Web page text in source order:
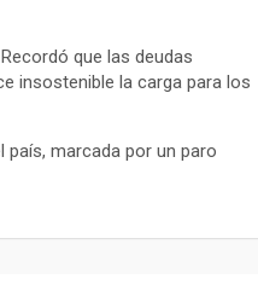
que las deudas
insostenible la carga para los
país, marcada por un paro